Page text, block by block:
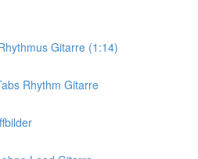
Gitarre (1:14)
Rhythm Gitarre